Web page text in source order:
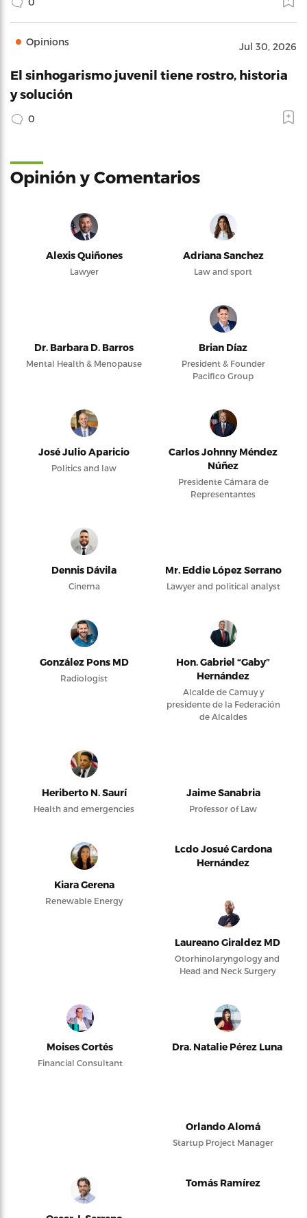
Opinions Jul 30, 2026
El sinhogarismo juvenil tiene rostro, historia
y solución
0
Opinión y Comentarios
Alexis Quiñones
Lawyer
Adriana Sanchez
Law and sport
Dr. Barbara D. Barros
Mental Health & Menopause
Brian Díaz
President & Founder
Pacifico Group
José Julio Aparicio
Politics and law
Carlos Johnny Méndez
Núñez
Presidente Cámara de
Representantes
Dennis Dávila
Cinema
Mr. Eddie López Serrano
Lawyer and political analyst
González Pons MD
Radiologist
Hon. Gabriel “Gaby”
Hernández
Alcalde de Camuy y
presidente de la Federación
de Alcaldes
Heriberto N. Saurí
Health and emergencies
Jaime Sanabria
Professor of Law
Kiara Gerena
Renewable Energy
Lcdo Josué Cardona
Hernández
Laureano Giraldez MD
Otorhinolaryngology and
Head and Neck Surgery
Moises Cortés
Financial Consultant
Dra. Natalie Pérez Luna
Orlando Alomá
Startup Project Manager
Tomás Ramírez